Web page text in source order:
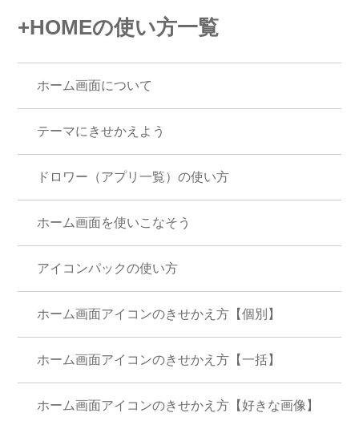
+HOMEの使い方一覧
ホーム画面について
テーマにきせかえよう
ドロワー（アプリ一覧）の使い方
ホーム画面を使いこなそう
アイコンパックの使い方
ホーム画面アイコンのきせかえ方【個別】
ホーム画面アイコンのきせかえ方【一括】
ホーム画面アイコンのきせかえ方【好きな画像】